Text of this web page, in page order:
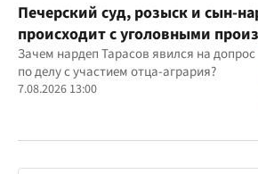
Печерский суд, розыск и сын-
происходит с уголовными
участием агробарона Тарасова?
Зачем нардеп Тарасов явился на допрос
по делу с участием отца-агрария?
7.08.2026 13:00